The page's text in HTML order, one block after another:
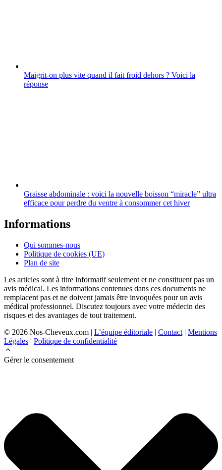
Maigrit-on plus vite quand il fait froid dehors ? Voici la
réponse
Graisse abdominale : voici la nouvelle boisson “miracle” ultra
efficace pour perdre du ventre à consommer cet hiver
Informations
Qui sommes-nous
Politique de cookies (UE)
Plan de site
Les articles sont à titre informatif seulement et ne constituent pas un
avis médical. Les informations contenues dans ces documents ne
remplacent pas et ne doivent jamais être invoquées pour un avis
médical professionnel. Discutez toujours avec votre médecin des
risques et des avantages de tout traitement.
© 2026 Nos-Cheveux.com | L’équipe éditoriale | Contact | Mentions
Légales | Politique de confidentialité
Gérer le consentement